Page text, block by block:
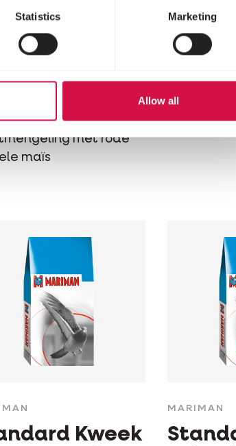
Statistics Marketing
Allow all
& Vlucht
kweek- en
met rode
maïs
MARIMAN
Basis
premium
Kweek
MARIMAN